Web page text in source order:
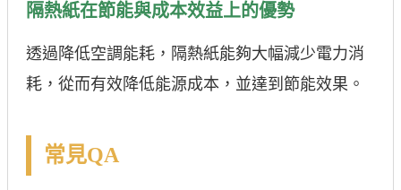
隔熱紙在節能與成本效益上的優勢
透過降低空調能耗，隔熱紙能夠大幅減少電力消
耗，從而有效降低能源成本，並達到節能效果。
常見QA